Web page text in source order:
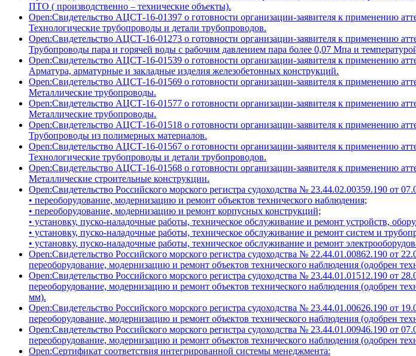
ПТО ( производственно – технические объекты).
Open:Свидетельство АЦСТ-16-01397 о готовности организации-заявителя к применению
Технологические трубопроводы и детали трубопроводов.
Open:Свидетельство АЦСТ-16-01273 о готовности организации-заявителя к применению
Трубопроводы пара и горячей воды с рабочим давлением пара более 0,07 Мпа и
Open:Свидетельство АЦСТ-16-01539 о готовности организации-заявителя к применению
Арматура, арматурные и закладные изделия железобетонных конструкций.
Open:Свидетельство АЦСТ-16-01569 о готовности организации-заявителя к применению
Металлические трубопроводы.
Open:Свидетельство АЦСТ-16-01577 о готовности организации-заявителя к применению
Металлические трубопроводы.
Open:Свидетельство АЦСТ-16-01518 о готовности организации-заявителя к применению
Трубопроводы из полимерных материалов.
Open:Свидетельство АЦСТ-16-01567 о готовности организации-заявителя к применению
Технологические трубопроводы и детали трубопроводов.
Open:Свидетельство АЦСТ-16-01568 о готовности организации-заявителя к применению
Металлические строительные конструкции.
Open:Свидетельство Российского морского регистра судоходства № 23.44.02.00359.190 от
• переоборудование, модернизацию и ремонт объектов технического наблюдения;
• переоборудование, модернизацию и ремонт корпусных конструкций;
• установку, пуско-наладочные работы, техническое обслуживание и ремонт устройств,
• установку, пуско-наладочные работы, техническое обслуживание и ремонт систем и
• установку, пуско-наладочные работы, техническое обслуживание и ремонт
Open:Свидетельство Российского морского регистра судоходства № 22.44.01.00862.190 от
переоборудование, модернизацию и ремонт объектов технического наблюдения (одобрен
Open:Свидетельство Российского морского регистра судоходства № 23.44.01.01512.190 от
переоборудование, модернизацию и ремонт объектов технического наблюдения (одобрен
мм).
Open:Свидетельство Российского морского регистра судоходства № 23.44.01.00626.190 от
переоборудование, модернизацию и ремонт объектов технического наблюдения (одобрен
Open:Свидетельство Российского морского регистра судоходства № 23.44.01.00946.190 от
переоборудование, модернизацию и ремонт объектов технического наблюдения (одобрен
Open:Сертификат соответствия интегрированной системы менеджмента: